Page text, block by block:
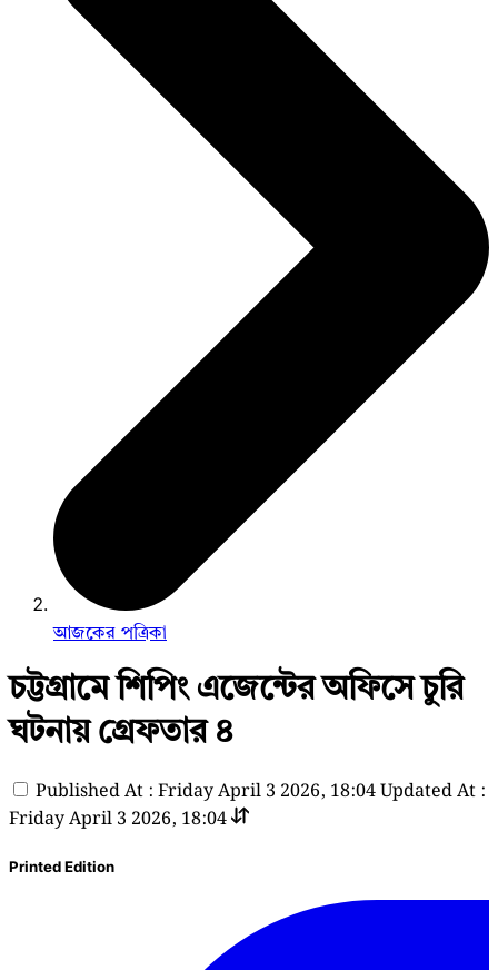
আজকের পত্রিকা
চট্টগ্রামে শিপিং এজেন্টের অফিসে চুরি
ঘটনায় গ্রেফতার ৪
Published At : Friday April 3 2026, 18:04Updated At :
Friday April 3 2026, 18:04
Printed Edition